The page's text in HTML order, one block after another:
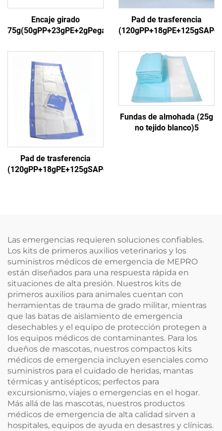
Encaje girado
75g(50gPP+23gPE+2gPegamento)3
Pad de trasferencia
Pad de trasferencia
(120gPP+18gPE+125gSAP+18gPP)5
Fundas de almohada (25g
no tejido blanco)5
Las emergencias requieren soluciones confiables.
Los kits de primeros auxilios veterinarios y los
suministros médicos de emergencia de MEPRO
están diseñados para una respuesta rápida en
situaciones de alta presión. Nuestros kits de
primeros auxilios para animales cuentan con
herramientas de trauma de grado militar, mientras
que las batas de aislamiento de emergencia
desechables y el equipo de protección protegen a
los equipos médicos de contaminantes. Para los
dueños de mascotas, nuestros compactos kits
médicos de emergencia incluyen esenciales como
suministros para el cuidado de heridas, mantas
térmicas y antisépticos; perfectos para
excursionismo, viajes o emergencias en el hogar.
Más allá de las mascotas, nuestros productos
médicos de emergencia de alta calidad sirven a
hospitales, equipos de ayuda en desastres y clínicas.